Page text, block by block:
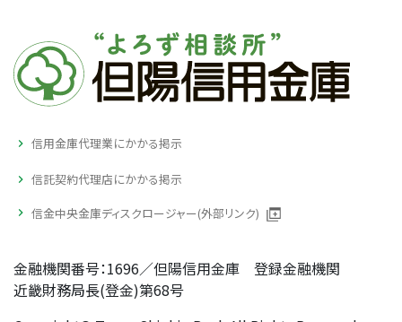
信用金庫代理業にかかる掲示
信託契約代理店にかかる掲示
信金中央金庫ディスクロージャー(外部リンク)
金融機関番号：1696／但陽信用金庫 登録金融機関
近畿財務局長(登金)第68号